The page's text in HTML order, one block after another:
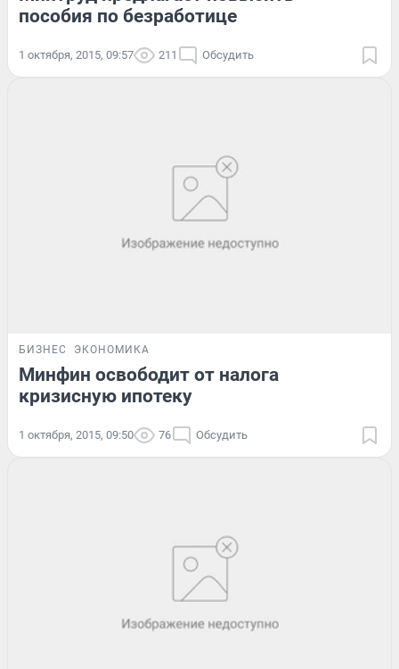
пособия по безработице
1 октября, 2015, 09:57 211 Обсудить
БИЗНЕС ЭКОНОМИКА
Минфин освободит от налога
кризисную ипотеку
1 октября, 2015, 09:50 76 Обсудить